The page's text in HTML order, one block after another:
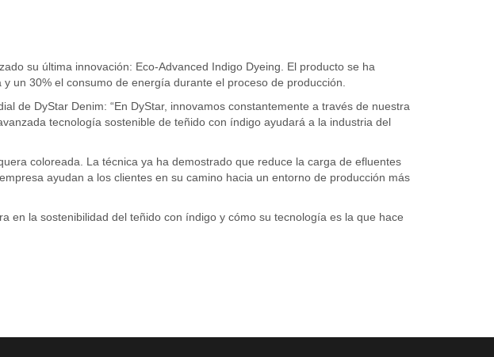
su última innovación: Eco-Advanced Indigo Dyeing. El producto se ha
un 30% el consumo de energía durante el proceso de producción.
de DyStar Denim: “En DyStar, innovamos constantemente a través de nuestra
tecnología sostenible de teñido con índigo ayudará a la industria del
coloreada. La técnica ya ha demostrado que reduce la carga de efluentes
ayudan a los clientes en su camino hacia un entorno de producción más
en la sostenibilidad del teñido con índigo y cómo su tecnología es la que hace